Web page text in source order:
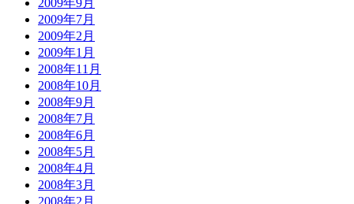
2009年9月
2009年7月
2009年2月
2009年1月
2008年11月
2008年10月
2008年9月
2008年7月
2008年6月
2008年5月
2008年4月
2008年3月